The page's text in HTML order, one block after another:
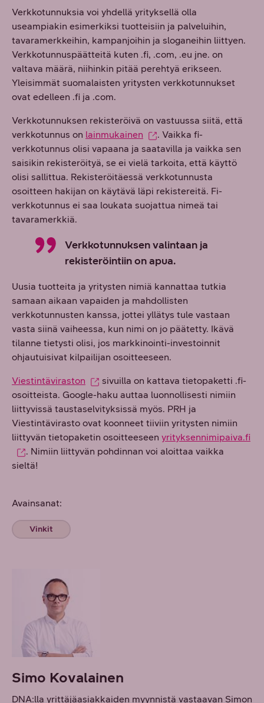
Verkkotunnuksia voi yhdellä yrityksellä olla
useampiakin esimerkiksi tuotteisiin ja palveluihin,
tavaramerkkeihin, kampanjoihin ja sloganeihin liittyen.
Verkkotunnuspäätteitä kuten .fi, .com, .eu jne. on
valtava määrä, niihinkin pitää perehtyä erikseen.
Yleisimmät suomalaisten yritysten verkkotunnukset
ovat edelleen .fi ja .com.
Verkkotunnuksen rekisteröivä on vastuussa siitä, että
verkkotunnus on lainmukainen
. Vaikka fi-
verkkotunnus olisi vapaana ja saatavilla ja vaikka sen
saisikin rekisteröityä, se ei vielä tarkoita, että käyttö
olisi sallittua. Rekisteröitäessä verkkotunnusta
osoitteen hakijan on käytävä läpi rekistereitä. Fi-
verkkotunnus ei saa loukata suojattua nimeä tai
tavaramerkkiä.
Verkkotunnuksen valintaan ja
rekisteröintiin on apua.
Uusia tuotteita ja yritysten nimiä kannattaa tutkia
samaan aikaan vapaiden ja mahdollisten
verkkotunnusten kanssa, jottei yllätys tule vastaan
vasta siinä vaiheessa, kun nimi on jo päätetty. Ikävä
tilanne tietysti olisi, jos markkinointi-investoinnit
ohjautuisivat kilpailijan osoitteeseen.
Viestintäviraston
sivuilla on kattava tietopaketti .fi-
osoitteista. Google-haku auttaa luonnollisesti nimiin
liittyvissä taustaselvityksissä myös. PRH ja
Viestintävirasto ovat koonneet tiiviin yritysten nimiin
liittyvän tietopaketin osoitteeseen yrityksennimipaiva.fi
. Nimiin liittyvän pohdinnan voi aloittaa vaikka
sieltä!
Avainsanat:
Vinkit
Simo Kovalainen
DNA:lla yrittäjäasiakkaiden myynnistä vastaavan Simon